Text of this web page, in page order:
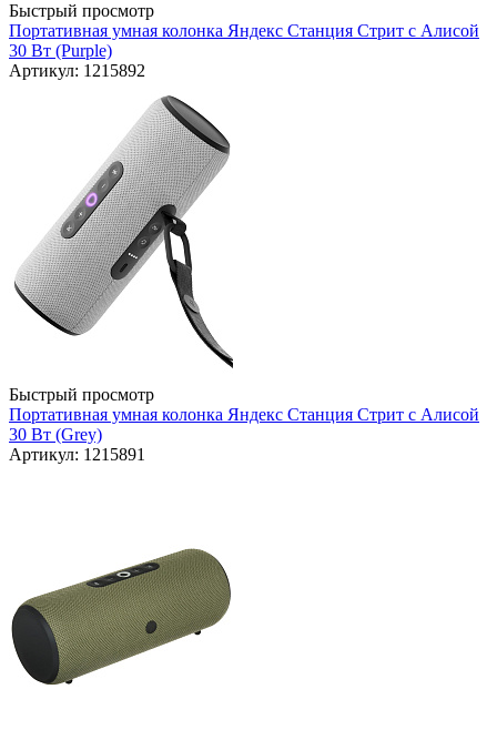
Быстрый просмотр
Портативная умная колонка Яндекс Станция Стрит с Алисой
30 Вт (Purple)
Артикул: 1215892
Быстрый просмотр
Портативная умная колонка Яндекс Станция Стрит с Алисой
30 Вт (Grey)
Артикул: 1215891